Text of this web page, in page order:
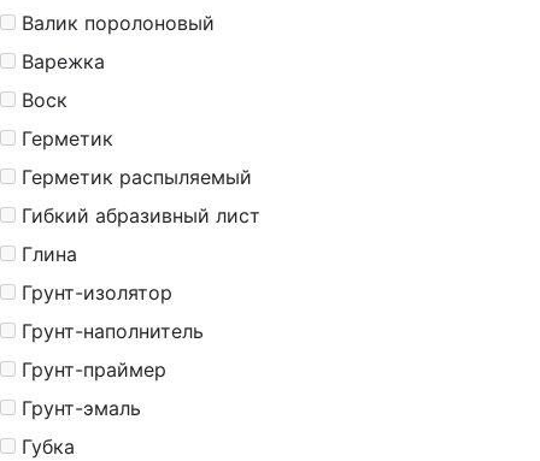
Валик поролоновый
Варежка
Воск
Герметик
Герметик распыляемый
Гибкий абразивный лист
Глина
Грунт-изолятор
Грунт-наполнитель
Грунт-праймер
Грунт-эмаль
Губка